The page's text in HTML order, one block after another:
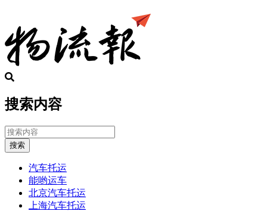
搜索内容
搜索
汽车托运
能哟运车
北京汽车托运
上海汽车托运